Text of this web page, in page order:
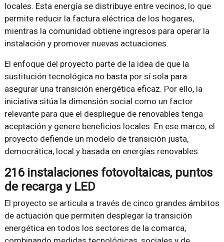
locales. Esta energía se distribuye entre vecinos, lo que
permite reducir la factura eléctrica de los hogares,
mientras la comunidad obtiene ingresos para operar la
instalación y promover nuevas actuaciones.
El enfoque del proyecto parte de la idea de que la
sustitución tecnológica no basta por sí sola para
asegurar una transición energética eficaz. Por ello, la
iniciativa sitúa la dimensión social como un factor
relevante para que el despliegue de renovables tenga
aceptación y genere beneficios locales. En ese marco, el
proyecto defiende un modelo de transición justa,
democrática, local y basada en energías renovables.
216 instalaciones fotovoltaicas, puntos
de recarga y LED
El proyecto se articula a través de cinco grandes ámbitos
de actuación que permiten desplegar la transición
energética en todos los sectores de la comarca,